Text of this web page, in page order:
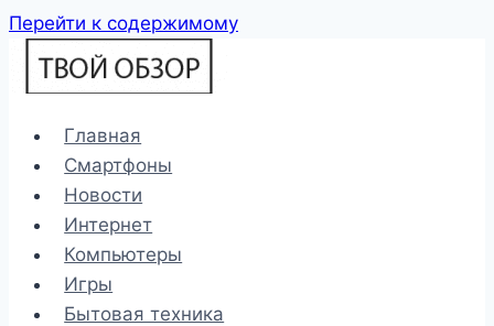
Перейти к содержимому
Главная
Смартфоны
Новости
Интернет
Компьютеры
Игры
Бытовая техника